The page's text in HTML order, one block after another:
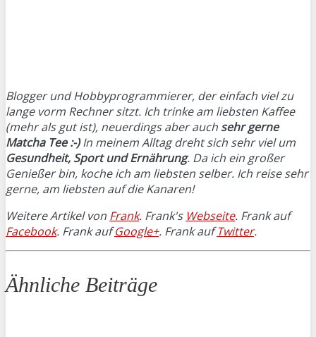
Blogger und Hobbyprogrammierer, der einfach viel zu
lange vorm Rechner sitzt. Ich trinke am liebsten Kaffee
(mehr als gut ist), neuerdings aber auch sehr gerne
Matcha Tee :-)In meinem Alltag dreht sich sehr viel um
Gesundheit, Sport und Ernährung. Da ich ein großer
Genießer bin, koche ich am liebsten selber. Ich reise sehr
gerne, am liebsten auf die Kanaren!
Weitere Artikel von Frank. Frank's Webseite. Frank auf
Facebook. Frank aufGoogle+. Frank aufTwitter.
Ähnliche Beiträge